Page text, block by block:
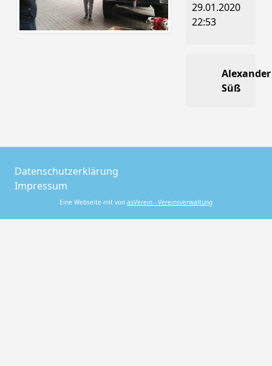
29.01.2020
22:53
Alexander
Süß
Datenschutzerklärung
Impressum
Eine Webseite mit von asVerein - Vereinsverwaltung